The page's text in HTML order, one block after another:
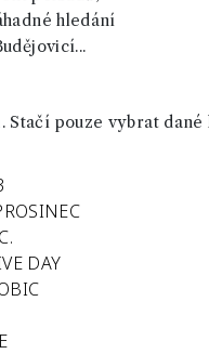
hledání
pouze vybrat
DAY